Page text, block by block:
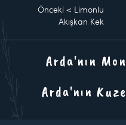
Önceki < Limonlu
Akışkan Kek
Arda'nın
Arda'nın